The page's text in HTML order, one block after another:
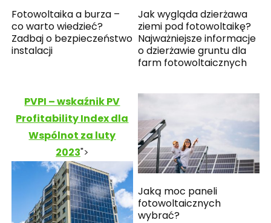
Fotowoltaika a burza –
co warto wiedzieć?
Zadbaj o bezpieczeństwo
instalacji
Jak wygląda dzierżawa
ziemi pod fotowoltaikę?
Najważniejsze informacje
o dzierżawie gruntu dla
farm fotowoltaicznych
PVPI – wskaźnik PV
Profitability Index dla
Wspólnot za luty
2023">
Jaką moc paneli
fotowoltaicznych
wybrać?